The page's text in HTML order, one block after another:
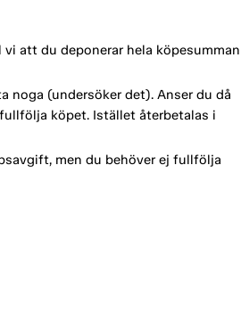
att du deponerar hela köpesumman
(undersöker det). Anser du då
köpet. Istället återbetalas i
men du behöver ej fullfölja